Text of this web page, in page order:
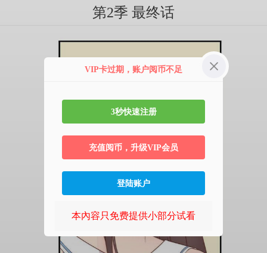
第2季 最终话
VIP卡过期，账户阅币不足
3秒快速注册
充值阅币，升级VIP会员
登陆账户
本內容只免费提供小部分试看